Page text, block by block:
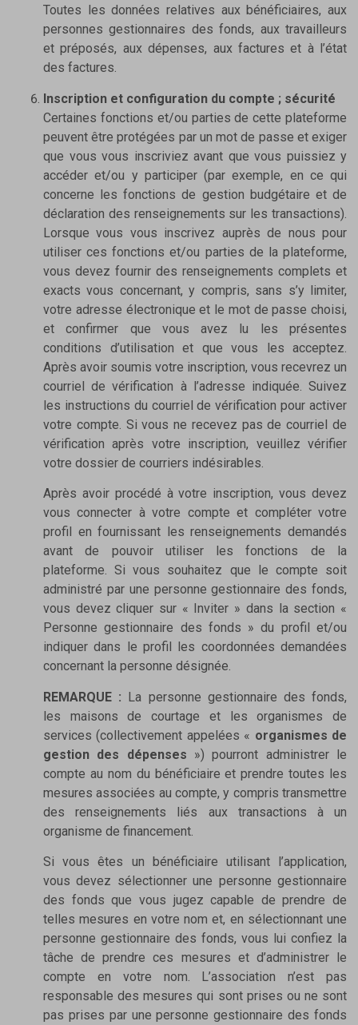
Toutes les données relatives aux bénéficiaires, aux
personnes gestionnaires des fonds, aux travailleurs
et préposés, aux dépenses, aux factures et à l’état
des factures.
Inscription et configuration du compte ; sécurité
Certaines fonctions et/ou parties de cette plateforme
peuvent être protégées par un mot de passe et exiger
que vous vous inscriviez avant que vous puissiez y
accéder et/ou y participer (par exemple, en ce qui
concerne les fonctions de gestion budgétaire et de
déclaration des renseignements sur les transactions).
Lorsque vous vous inscrivez auprès de nous pour
utiliser ces fonctions et/ou parties de la plateforme,
vous devez fournir des renseignements complets et
exacts vous concernant, y compris, sans s’y limiter,
votre adresse électronique et le mot de passe choisi,
et confirmer que vous avez lu les présentes
conditions d’utilisation et que vous les acceptez.
Après avoir soumis votre inscription, vous recevrez un
courriel de vérification à l’adresse indiquée. Suivez
les instructions du courriel de vérification pour activer
votre compte. Si vous ne recevez pas de courriel de
vérification après votre inscription, veuillez vérifier
votre dossier de courriers indésirables.
Après avoir procédé à votre inscription, vous devez
vous connecter à votre compte et compléter votre
profil en fournissant les renseignements demandés
avant de pouvoir utiliser les fonctions de la
plateforme. Si vous souhaitez que le compte soit
administré par une personne gestionnaire des fonds,
vous devez cliquer sur « Inviter » dans la section «
Personne gestionnaire des fonds » du profil et/ou
indiquer dans le profil les coordonnées demandées
concernant la personne désignée.
REMARQUE : La personne gestionnaire des fonds,
les maisons de courtage et les organismes de
services (collectivement appelées « organismes de
gestion des dépenses ») pourront administrer le
compte au nom du bénéficiaire et prendre toutes les
mesures associées au compte, y compris transmettre
des renseignements liés aux transactions à un
organisme de financement.
Si vous êtes un bénéficiaire utilisant l’application,
vous devez sélectionner une personne gestionnaire
des fonds que vous jugez capable de prendre de
telles mesures en votre nom et, en sélectionnant une
personne gestionnaire des fonds, vous lui confiez la
tâche de prendre ces mesures et d’administrer le
compte en votre nom. L’association n’est pas
responsable des mesures qui sont prises ou ne sont
pas prises par une personne gestionnaire des fonds